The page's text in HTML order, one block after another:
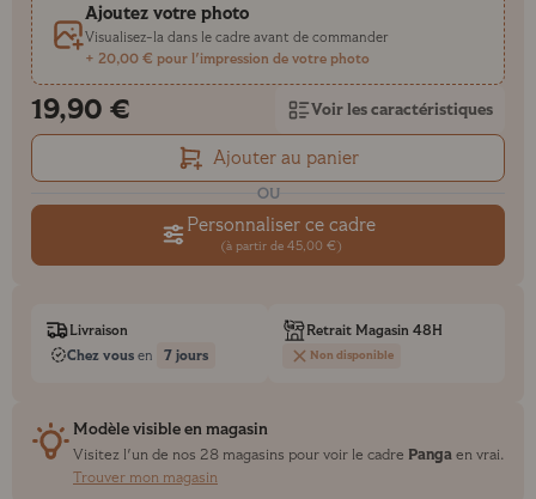
Ajoutez votre photo
Visualisez-la dans le cadre avant de commander
+ 20,00 € pour l'impression de votre photo
19,90 € Voir les caractéristiques
Ajouter au panier
OU
Personnaliser ce cadre
(à partir de 45,00 €)
Livraison
Chez vous en 7 jours
Retrait Magasin 48H
Non disponible
Modèle visible en magasin
Visitez l'un de nos 28 magasins pour voir le cadre Pangaen vrai.
Trouver mon magasin